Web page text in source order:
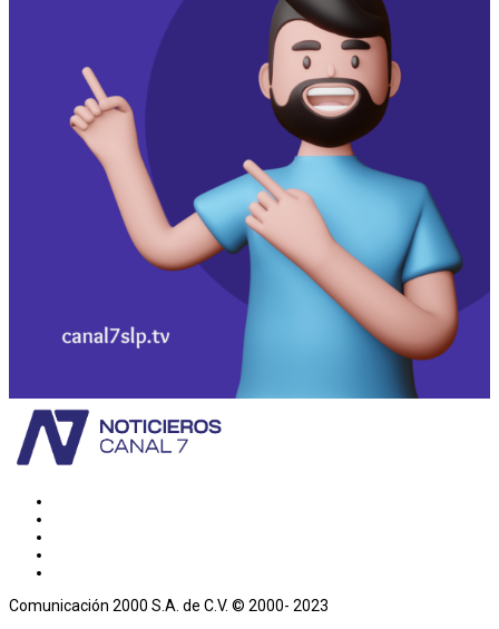
Comunicación 2000 S.A. de C.V. © 2000- 2023